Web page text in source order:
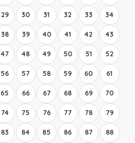
29 30 31 32 33 34
38 39 40 41 42 43
47 48 49 50 51 52
56 57 58 59 60 61
65 66 67 68 69 70
74 75 76 77 78 79
83 84 85 86 87 88